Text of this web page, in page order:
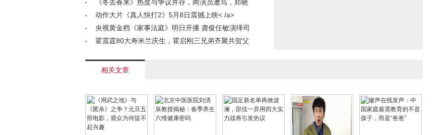
< /a>《冬去春来》热度与争议并存，两演员遭骂，郑晓
龙声誉受影响< /a>
动作大片《真人快打2》5月8日震撼上映< /a>
央视黄金档《家事法庭》明日开播 龚俊任敏演绎司
法温情大剧< /a>
霍震霆80大寿米兰庆生，霍启刚三兄弟齐聚共贺父
相关文章